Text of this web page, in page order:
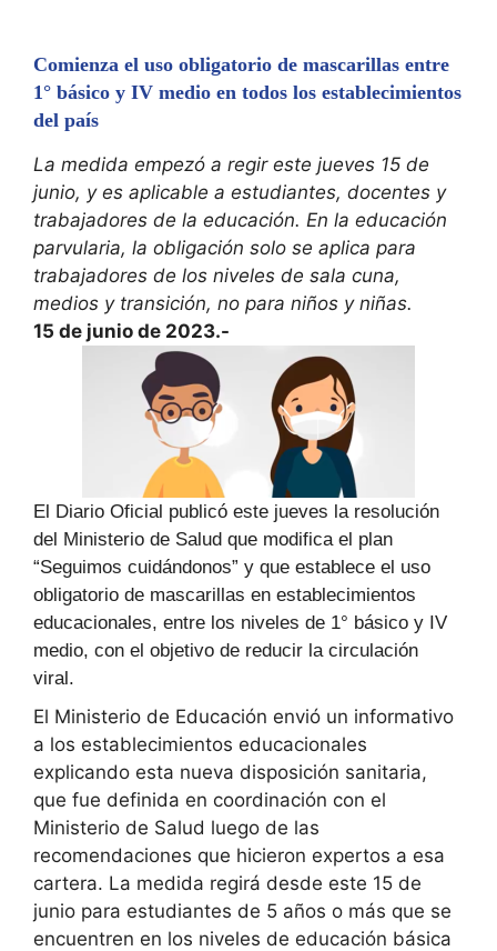
Comienza el uso obligatorio de mascarillas entre
1° básico y IV medio en todos los establecimientos
del país
La medida empezó a regir este jueves 15 de
junio, y es aplicable a estudiantes, docentes y
trabajadores de la educación. En la educación
parvularia, la obligación solo se aplica para
trabajadores de los niveles de sala cuna,
medios y transición, no para niños y niñas.
15 de junio de 2023.-
El Diario Oficial publicó este jueves la resolución
del Ministerio de Salud que modifica el plan
“Seguimos cuidándonos” y que establece el uso
obligatorio de mascarillas en establecimientos
educacionales, entre los niveles de 1° básico y IV
medio, con el objetivo de reducir la circulación
viral.
El Ministerio de Educación envió un informativo
a los establecimientos educacionales
explicando esta nueva disposición sanitaria,
que fue definida en coordinación con el
Ministerio de Salud luego de las
recomendaciones que hicieron expertos a esa
cartera. La medida regirá desde este 15 de
junio para estudiantes de 5 años o más que se
encuentren en los niveles de educación básica